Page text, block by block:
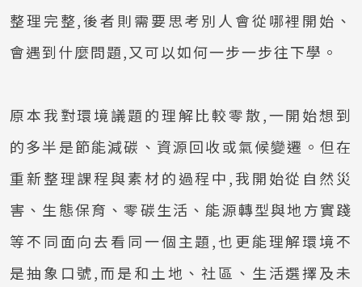
整理完整,後者則需要思考別人會從哪裡開始、
會遇到什麼問題,又可以如何一步一步往下學。
原本我對環境議題的理解比較零散,一開始想到
的多半是節能減碳、資源回收或氣候變遷。但在
重新整理課程與素材的過程中,我開始從自然災
害、生態保育、零碳生活、能源轉型與地方實踐
等不同面向去看同一個主題,也更能理解環境不
是抽象口號,而是和土地、社區、生活選擇及未